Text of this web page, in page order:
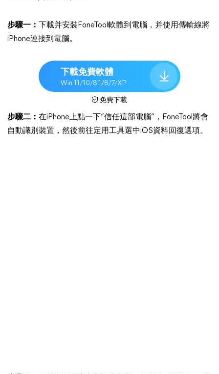
步驟一：
下載并安裝FoneTool軟體到電腦，并使用傳輸線將
iPhone連接到電腦。
下載免費軟體
Win 11/10/8.1/8/7/XP
免費下載
步驟二： 在iPhone上點一下“信任這部電腦”，FoneTool將會
自動識別裝置，然後前往定用工具選中iOS資料回復選項。